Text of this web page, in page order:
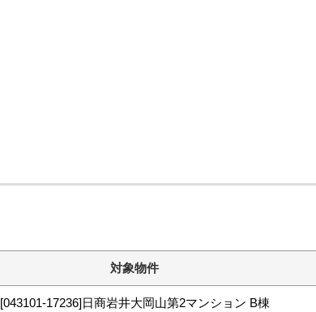
スタッフ紹介
対象物件
[043101-17236]日商岩井大岡山第2マンション B棟